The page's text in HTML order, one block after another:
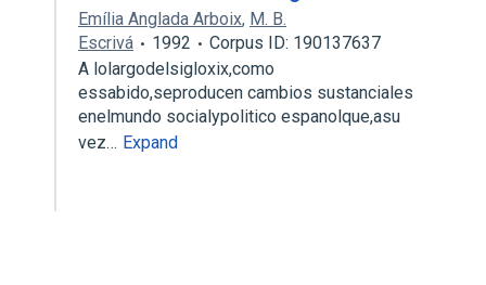
Emília Anglada Arboix, M. B.
Escrivá
1992
Corpus ID: 190137637
A lolargodelsigloxix,como
essabido,seproducen cambios sustanciales
enelmundo socialypolitico espanolque,asu
vez… Expand